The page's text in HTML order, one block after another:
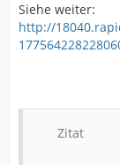
Siehe weiter:
http://
Zitat